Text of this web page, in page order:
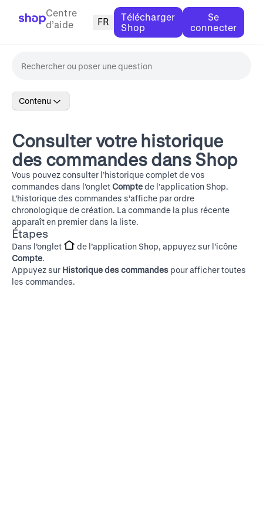
Centre
d’aide
FR
Télécharger
Shop
Se
connecter
Contenu
Consulter votre historique
des commandes dans Shop
Vous pouvez consulter l’historique complet de vos
commandes dans l’onglet Comptede l’application Shop.
L’historique des commandes s’affiche par ordre
chronologique de création. La commande la plus récente
apparaît en premier dans la liste.
Étapes
Dans l’onglet
de l’application Shop, appuyez sur l’icône
Compte.
Appuyez sur Historique des commandes pour afficher toutes
les commandes.